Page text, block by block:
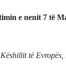
e nenit 7 të
të